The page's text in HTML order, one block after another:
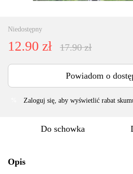
Niedostępny
12.90 zł 17.90 zł
Powiadom o
Zaloguj się , aby wyświetlić rabat
Do schowka
Opis